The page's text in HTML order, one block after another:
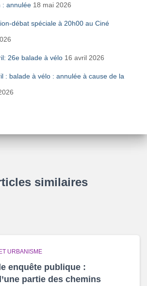
: annulée 18 mai 2026
débat spéciale à 20h00 au Ciné
26e balade à vélo 16 avril 2026
: balade à vélo : annulée à cause de la
similaires
URBANISME
enquête publique :
partie des chemins